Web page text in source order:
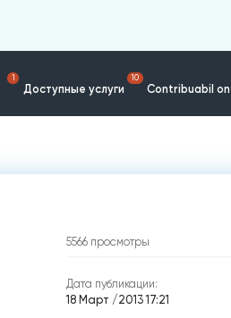
1
Доступные услуги
10
Contribuabil
5566 просмотры
Дата публикации:
18 Март /2013 17:21